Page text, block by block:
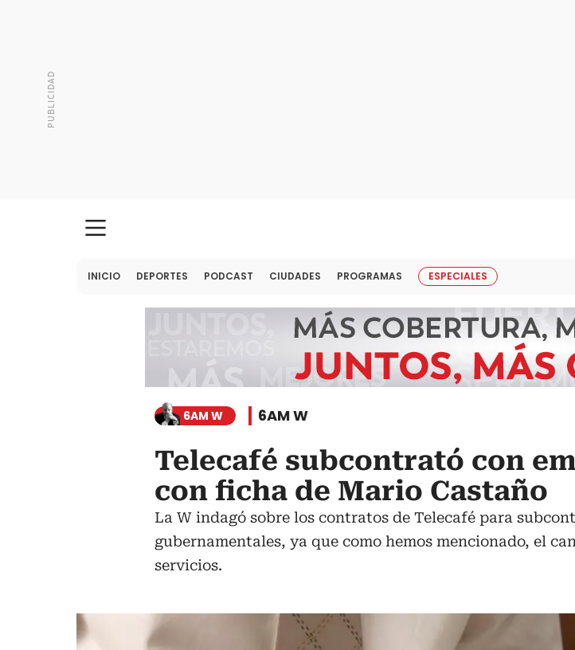
INICIO DEPORTES PODCAST CIUDADES PROGRAMAS ESPECIALES
6AM W 6AM W
Telecafé subcontrató con
con ficha de Mario Castaño
La W indagó sobre los contratos de Telecafé para
gubernamentales, ya que como hemos mencionado, el
servicios.